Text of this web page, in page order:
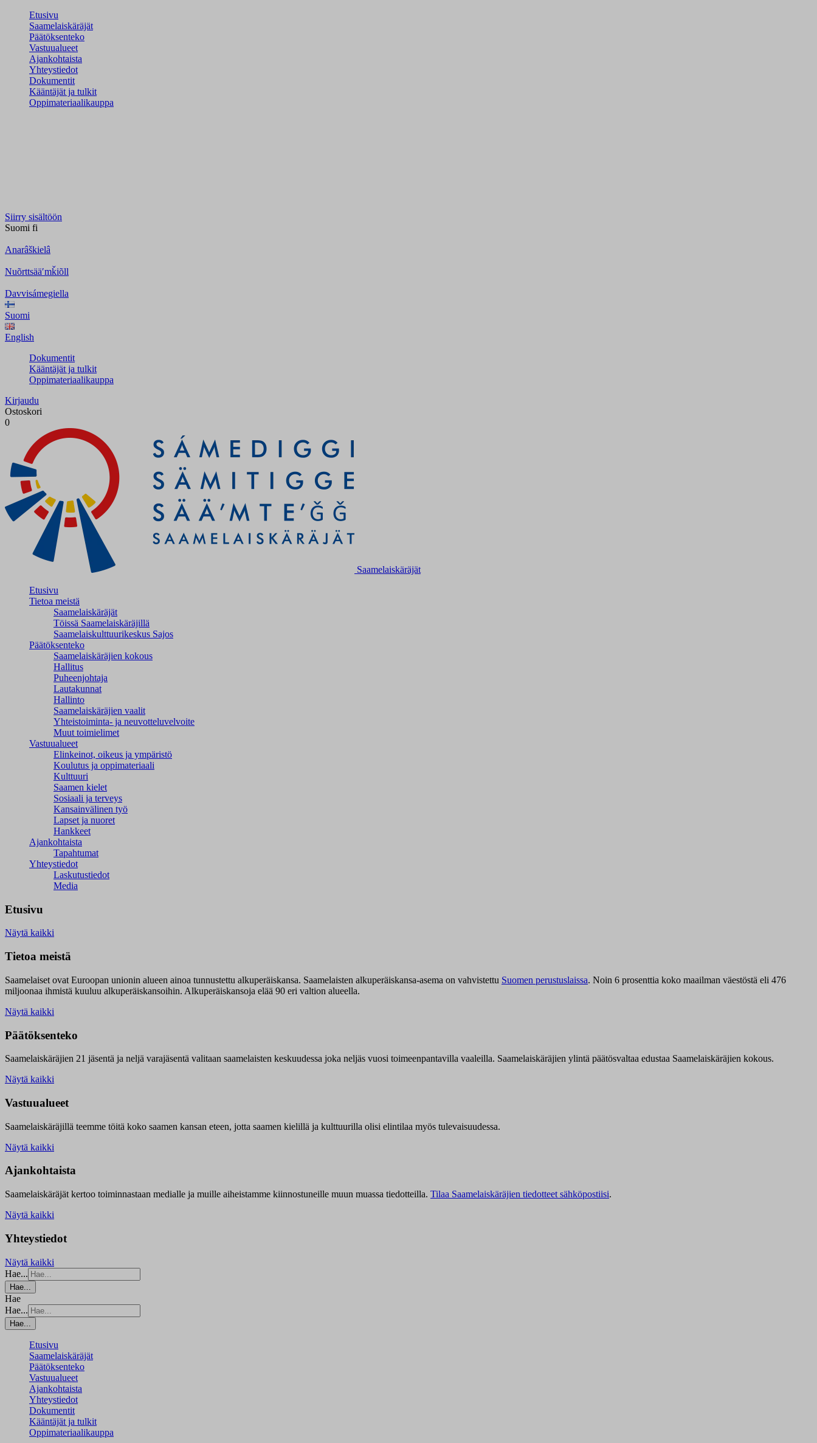
Etusivu
Saamelaiskäräjät
Päätöksenteko
Vastuualueet
Ajankohtaista
Yhteystiedot
Dokumentit
Kääntäjät ja tulkit
Oppimateriaalikauppa
Siirry sisältöön
Suomi fi
Anarâškielâ
Nuõrttsääʹmǩiõll
Davvisámegiella
Suomi
English
Dokumentit
Kääntäjät ja tulkit
Oppimateriaalikauppa
Kirjaudu
Ostoskori
0
Saamelaiskäräjät
Etusivu
Tietoa meistä
Saamelaiskäräjät
Töissä Saamelaiskäräjillä
Saamelaiskulttuuri­keskus Sajos
Päätöksenteko
Saamelaiskäräjien kokous
Hallitus
Puheenjohtaja
Lautakunnat
Hallinto
Saamelaiskäräjien vaalit
Yhteistoiminta- ja neuvotteluvelvoite
Muut toimielimet
Vastuualueet
Elinkeinot, oikeus ja ympäristö
Koulutus ja oppimateriaali
Kulttuuri
Saamen kielet
Sosiaali ja terveys
Kansainvälinen työ
Lapset ja nuoret
Hankkeet
Ajankohtaista
Tapahtumat
Yhteystiedot
Laskutustiedot
Media
Etusivu
Näytä kaikki
Tietoa meistä
Saamelaiset ovat Euroopan unionin alueen ainoa tunnustettu alkuperäiskansa. Saamelaisten alkuperäiskansa-asema on vahvistettu Suomen perustuslaissa. Noin 6 prosenttia koko maailman väestöstä eli 476
miljoonaa ihmistä kuuluu alkuperäiskansoihin. Alkuperäiskansoja elää 90 eri valtion alueella.
Näytä kaikki
Päätöksenteko
Saamelaiskäräjien 21 jäsentä ja neljä varajäsentä valitaan saamelaisten keskuudessa joka neljäs vuosi toimeenpantavilla vaaleilla. Saamelaiskäräjien ylintä päätösvaltaa edustaa Saamelaiskäräjien kokous.
Näytä kaikki
Vastuualueet
Saamelaiskäräjillä teemme töitä koko saamen kansan eteen, jotta saamen kielillä ja kulttuurilla olisi elintilaa myös tulevaisuudessa.
Näytä kaikki
Ajankohtaista
Saamelaiskäräjät kertoo toiminnastaan medialle ja muille aiheistamme kiinnostuneille muun muassa tiedotteilla. Tilaa Saamelaiskäräjien tiedotteet sähköpostiisi.
Näytä kaikki
Yhteystiedot
Näytä kaikki
Hae...
Hae...
Hae
Hae...
Hae...
Etusivu
Saamelaiskäräjät
Päätöksenteko
Vastuualueet
Ajankohtaista
Yhteystiedot
Dokumentit
Kääntäjät ja tulkit
Oppimateriaalikauppa